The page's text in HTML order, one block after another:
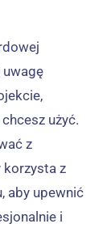
uwagę
użyć.
z
z
aby upewnić
i